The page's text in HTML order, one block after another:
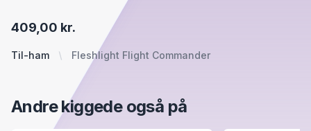
Til-ham Fleshlight Flight Commander
409,00 kr.
Andre kiggede også på